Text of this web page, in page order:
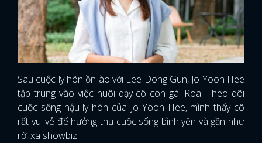
Sau cuộc ly hôn ồn ào với Lee Dong Gun, Jo Yoon Hee
tập trung vào việc nuôi dạy cô con gái Roa. Theo dõi
cuộc sống hậu ly hôn của Jo Yoon Hee, mình thấy cô
rất vui vẻ để hưởng thụ cuộc sống bình yên và gần như
rời xa showbiz.